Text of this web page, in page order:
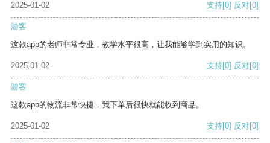
2025-01-02
支持[0] 反对[0]
游客
这款app的老师非常专业，教学水平很高，让我能够学到实用的知识。
2025-01-02 支持[0] 反对[0]
游客
这款app的物流非常快捷，我下单后很快就能收到商品。
2025-01-02 支持[0] 反对[0]